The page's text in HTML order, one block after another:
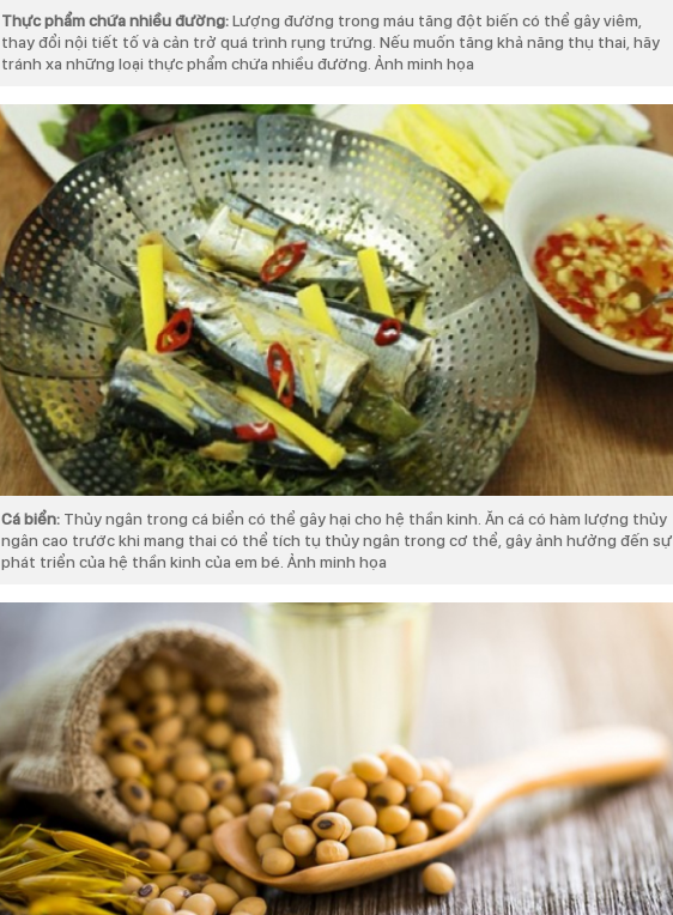
Thực phẩm chứa nhiều đường:Lượng đường trong máu tăng đột biến có thể gây viêm,
thay đổi nội tiết tố và cản trở quá trình rụng trứng. Nếu muốn tăng khả năng thụ thai, hãy
tránh xa những loại thực phẩm chứa nhiều đường. Ảnh minh họa
Cá biển: Thủy ngân trong cá biển có thể gây hại cho hệ thần kinh. Ăn cá có hàm lượng thủy
ngân cao trước khi mang thai có thể tích tụ thủy ngân trong cơ thể, gây ảnh hưởng đến sự
phát triển của hệ thần kinh của em bé. Ảnh minh họa